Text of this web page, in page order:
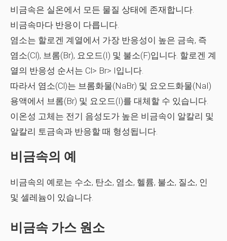
비금속은 실온에서 모든 물질 상태에 존재합니다.
비금속마다 반응이 다릅니다.
염소는 할로겐 계열에서 가장 반응성이 높은 금속, 즉
염소(Cl), 브롬(Br), 요오드(I) 및 불소(F)입니다. 할로겐 계
열의 반응성 순서는 Cl> Br> I입니다.
따라서 염소(Cl)는 브롬화물(NaBr) 및 요오드화물(NaI)
용액에서 브롬(Br) 및 요오드(I)를 대체할 수 있습니다.
이온성 고체는 전기 음성도가 높은 비금속이 알칼리 및
알칼리 토금속과 반응할 때 형성됩니다.
비금속의 예
비금속의 예로는 수소, 탄소, 염소, 헬륨, 불소, 질소, 인
및 셀레늄이 있습니다.
비금속 가스 원소